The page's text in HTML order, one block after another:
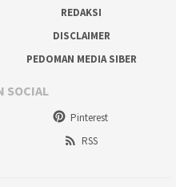
REDAKSI
DISCLAIMER
PEDOMAN MEDIA SIBER
SOCIAL
Pinterest
RSS